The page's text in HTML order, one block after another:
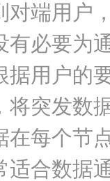
对端用户
有必要为
据用户的
将突发数
在每个节
适合数据